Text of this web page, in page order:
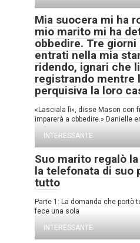
Mia suocera mi ha
mio marito mi ha
obbedire. Tre giorni
entrati nella mia
ridendo, ignari che
registrando mentre
perquisiva la loro
«Lasciala lì», disse Mason con
imparerà a obbedire.» Danielle
INTERESSANTE
Suo marito regalò
la telefonata di suo
tutto
Parte 1: La domanda che portò
fece una sola
INTERESSANTE